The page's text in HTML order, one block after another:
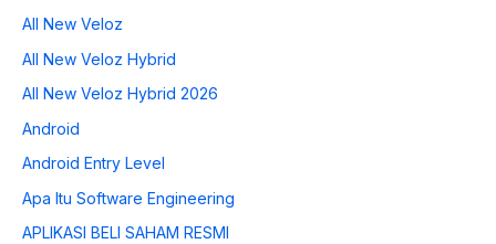
All New Veloz
All New Veloz Hybrid
All New Veloz Hybrid 2026
Android
Android Entry Level
Apa Itu Software Engineering
APLIKASI BELI SAHAM RESMI